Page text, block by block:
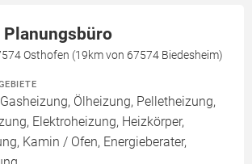
Planungsbüro
Osthofen (19km von 67574 Biedesheim)
Ölheizung, Pelletheizung,
Elektroheizung, Heizkörper,
Kamin / Ofen, Energieberater,